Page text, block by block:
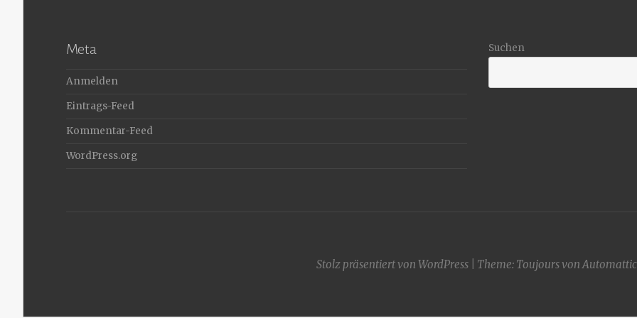
Meta
Anmelden
Eintrags-Feed
Kommentar-Feed
WordPress.org
Suchen
Stolz präsentiert von WordPress Theme: Toujours vonAutomattic